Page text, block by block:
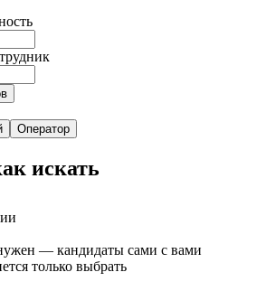
Оператор
искать
— кандидаты сами с вами
только выбрать